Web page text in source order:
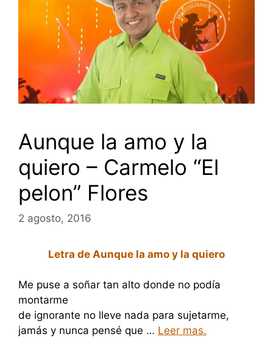
Aunque la amo y la
quiero – Carmelo “El
pelon” Flores
2 agosto, 2016
Letra de Aunque la amo y la quiero
Me puse a soñar tan alto donde no podía
montarme
de ignorante no lleve nada para sujetarme,
jamás y nunca pensé que … Leer mas.